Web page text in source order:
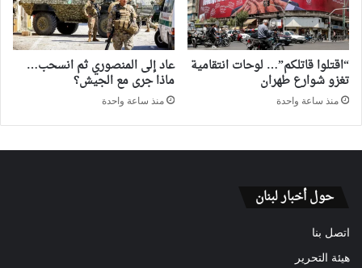
“اقتلوا قاتلكم”… لوحات انتقامية
تغزو شوارع طهران
منذ ساعة واحدة
عاد إلى المنصوري ثم انسحب…
ماذا جرى مع الجيش؟
منذ ساعة واحدة
حول أخبار لبنان
اتصل بنا
هيئة التحرير